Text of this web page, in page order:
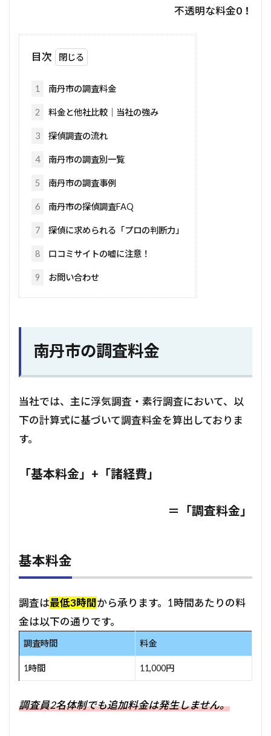
不透明な料金0！
目次
1 南丹市の調査料金
2 料金と他社比較｜当社の強み
3 探偵調査の流れ
4 南丹市の調査別一覧
5 南丹市の調査事例
6 南丹市の探偵調査FAQ
7 探偵に求められる「プロの判断力」
8 口コミサイトの嘘に注意！
9 お問い合わせ
南丹市の調査料金
当社では、主に浮気調査・素行調査において、以
下の計算式に基づいて調査料金を算出しておりま
す。
「基本料金」+「諸経費」
＝「調査料金」
基本料金
調査は最低3時間から承ります。1時間あたりの料
金は以下の通りです。
調査時間 料金
1時間 11,000円
調査員2名体制でも追加料金は発生しません。